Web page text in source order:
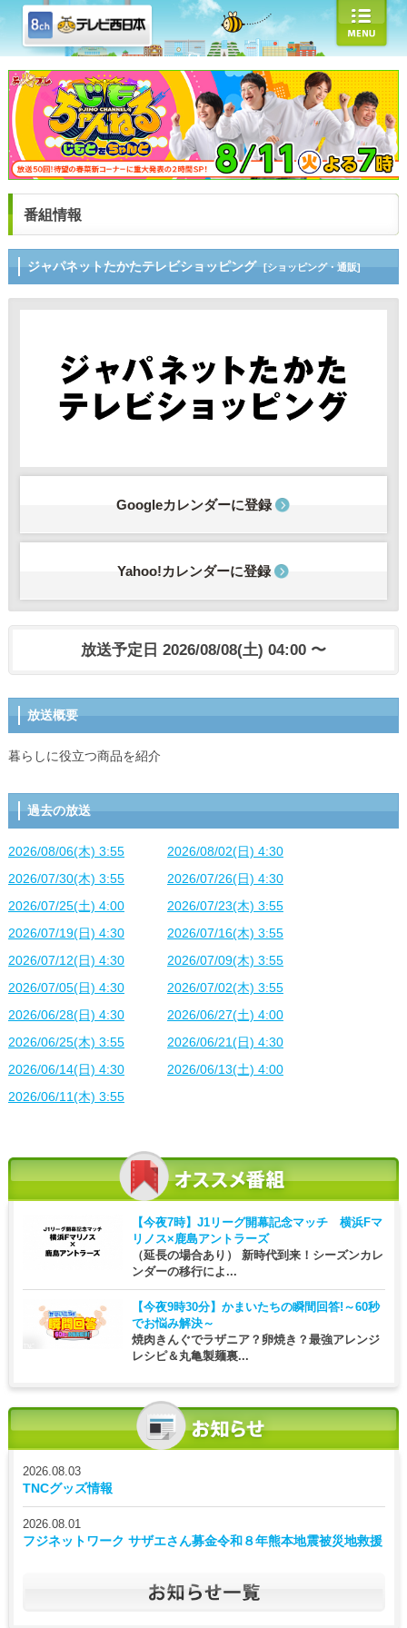
番組情報
ジャパネットたかたテレビショッピング [ショッピング・通販]
Googleカレンダーに登録
Yahoo!カレンダーに登録
放送予定日 2026/08/08(土) 04:00 〜
放送概要
暮らしに役立つ商品を紹介
過去の放送
2026/08/06(木) 3:55
2026/08/02(日) 4:30
2026/07/30(木) 3:55
2026/07/26(日) 4:30
2026/07/25(土) 4:00
2026/07/23(木) 3:55
2026/07/19(日) 4:30
2026/07/16(木) 3:55
2026/07/12(日) 4:30
2026/07/09(木) 3:55
2026/07/05(日) 4:30
2026/07/02(木) 3:55
2026/06/28(日) 4:30
2026/06/27(土) 4:00
2026/06/25(木) 3:55
2026/06/21(日) 4:30
2026/06/14(日) 4:30
2026/06/13(土) 4:00
2026/06/11(木) 3:55
【今夜7時】 J1リーグ開幕記念マッチ 横浜Fマ
リノス×鹿島アントラーズ
（延長の場合あり） 新時代到来！シーズンカレ
ンダーの移行によ...
【今夜9時30分】 かまいたちの瞬間回答!～60秒
でお悩み解決～
焼肉きんぐでラザニア？卵焼き？最強アレンジ
レシピ＆丸亀製麺裏...
2026.08.03
TNCグッズ情報
2026.08.01
フジネットワーク サザエさん募金令和８年熊本地震被災地救援